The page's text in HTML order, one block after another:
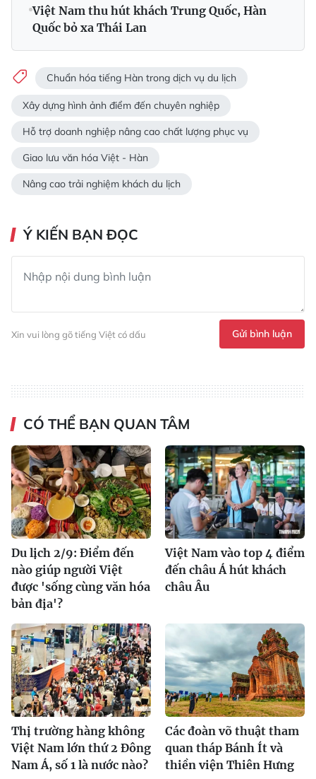
Việt Nam thu hút khách Trung Quốc, Hàn
Quốc bỏ xa Thái Lan
Chuẩn hóa tiếng Hàn trong dịch vụ du lịch
Xây dựng hình ảnh điểm đến chuyên nghiệp
Hỗ trợ doanh nghiệp nâng cao chất lượng phục vụ
Giao lưu văn hóa Việt - Hàn
Nâng cao trải nghiệm khách du lịch
Ý KIẾN BẠN ĐỌC
Xin vui lòng gõ tiếng Việt có dấu Gửi bình luận
CÓ THỂ BẠN QUAN TÂM
Du lịch 2/9: Điểm đến
nào giúp người Việt
được 'sống cùng văn hóa
bản địa'?
Việt Nam vào top 4 điểm
đến châu Á hút khách
châu Âu
Thị trường hàng không
Việt Nam lớn thứ 2 Đông
Nam Á, số 1 là nước nào?
Các đoàn võ thuật tham
quan tháp Bánh Ít và
thiền viện Thiên Hưng